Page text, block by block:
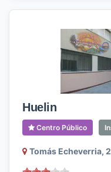
Huelin
Centro Público
Tomás Echeverria, 2